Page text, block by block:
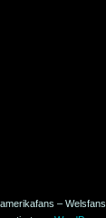
– Welsfans